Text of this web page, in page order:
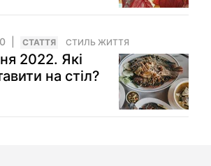
СТАТТЯ СТИЛЬ ЖИТТЯ
2022. Які
на стіл?